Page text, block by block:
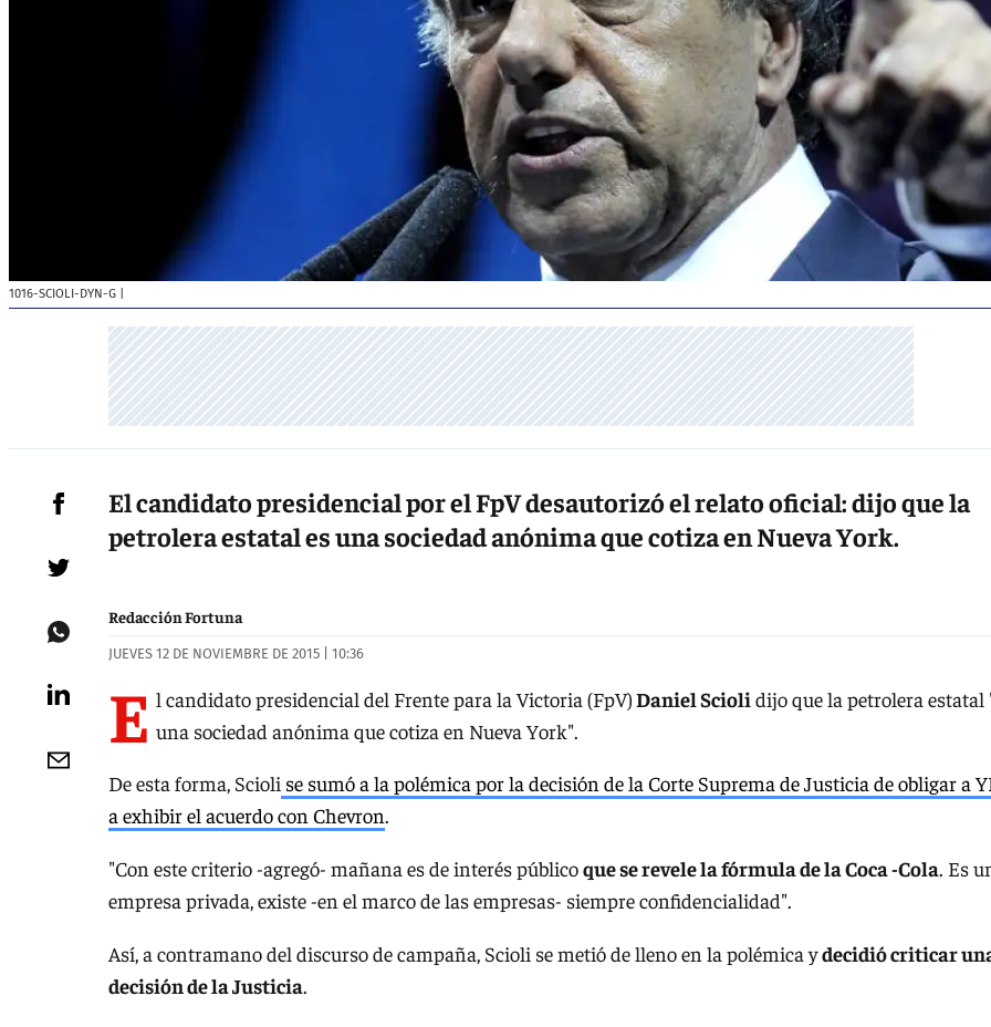
1016-SCIOLI-DYN-G
El candidato presidencial por el FpV desautorizó el relato oficial: dijo que la
petrolera estatal es una sociedad anónima que cotiza en Nueva York.
Redacción Fortuna
JUEVES 12 DE NOVIEMBRE DE 2015 | 10:36
E l candidato presidencial del Frente para la Victoria (FpV)Daniel Scioli dijo que la petrolera estatal
una sociedad anónima que cotiza en Nueva York".
De esta forma, Scioli se sumó a la polémica por la decisión de la Corte Suprema de Justicia de obligar a
a exhibir el acuerdo con Chevron.
"Con este criterio -agregó- mañana es de interés públicoque se revele la fórmula de la Coca -Cola. Es
empresa privada, existe -en el marco de las empresas- siempre confidencialidad".
Así, a contramano del discurso de campaña, Scioli se metió de lleno en la polémica ydecidió criticar
decisión de la Justicia.